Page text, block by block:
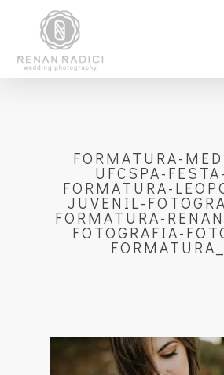
FORMATURA-
UFCSPA-
FORMATURA-
JUVENIL-
FORMATURA-
FOTOGRAFIA-